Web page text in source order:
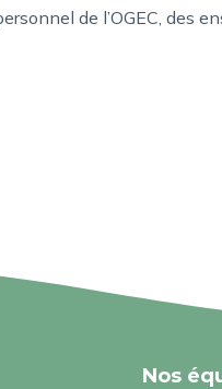
de l’OGEC, des
Nos